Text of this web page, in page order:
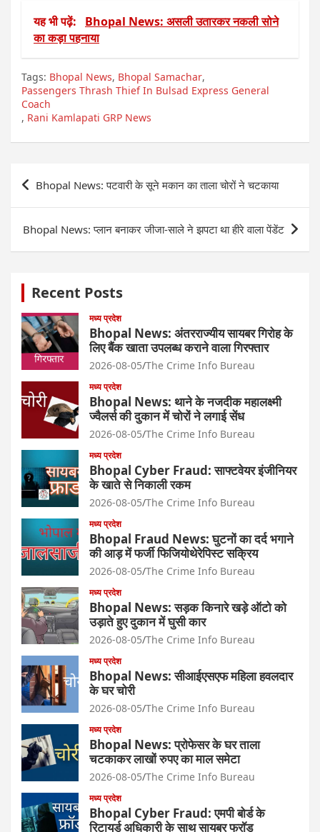
यह भी पढ़ें:
Bhopal News: असली उतारकर नकली सोने
का कड़ा पहनाया
Tags: Bhopal News, Bhopal Samachar,
Passengers Thrash Thief In Bulsad Express General
Coach
, Rani Kamlapati GRP News
Post
navigation
Bhopal News: पटवारी के सूने मकान का ताला चोरों ने चटकाया
Bhopal News: प्लान बनाकर जीजा-साले ने झपटा था हीरे वाला पेंडेंट
Recent Posts
मध्य प्रदेश
Bhopal News: अंतरराज्यीय सायबर गिरोह के
लिए बैंक खाता उपलब्ध कराने वाला गिरफ्तार
2026-08-05 The Crime Info Bureau
मध्य प्रदेश
Bhopal News: थाने के नजदीक महालक्ष्मी
ज्वैलर्स की दुकान में चोरों ने लगाई सेंध
2026-08-05 The Crime Info Bureau
मध्य प्रदेश
Bhopal Cyber Fraud: साफ्टवेयर इंजीनियर
के खाते से निकाली रकम
2026-08-05 The Crime Info Bureau
मध्य प्रदेश
Bhopal Fraud News: घुटनों का दर्द भगाने
की आड़ में फर्जी फिजियोथेरेपिस्ट सक्रिय
2026-08-05 The Crime Info Bureau
मध्य प्रदेश
Bhopal News: सड़क किनारे खड़े ऑटो को
उड़ाते हुए दुकान में घुसी कार
2026-08-05 The Crime Info Bureau
मध्य प्रदेश
Bhopal News: सीआईएसएफ महिला हवलदार
के घर चोरी
2026-08-05 The Crime Info Bureau
मध्य प्रदेश
Bhopal News: प्रोफेसर के घर ताला
चटकाकर लाखों रुपए का माल समेटा
2026-08-05 The Crime Info Bureau
मध्य प्रदेश
Bhopal Cyber Fraud: एमपी बोर्ड के
रिटायर्ड अधिकारी के साथ सायबर फ्रॉड